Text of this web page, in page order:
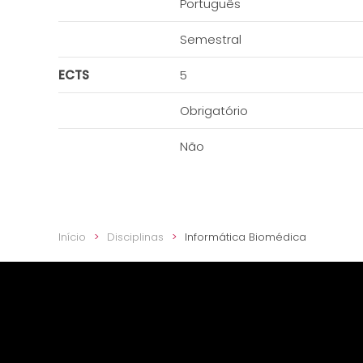
Português
Semestral
ECTS 5
Obrigatório
Não
Início Disciplinas Informática Biomédica